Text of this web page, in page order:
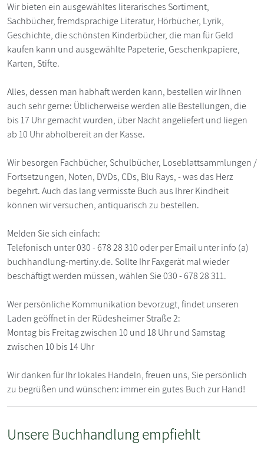
Wir bieten ein ausgewähltes literarisches Sortiment,
Sachbücher, fremdsprachige Literatur, Hörbücher, Lyrik,
Geschichte, die schönsten Kinderbücher, die man für Geld
kaufen kann und ausgewählte Papeterie, Geschenkpapiere,
Karten, Stifte.
Alles, dessen man habhaft werden kann, bestellen wir Ihnen
auch sehr gerne: Üblicherweise werden alle Bestellungen, die
bis 17 Uhr gemacht wurden, über Nacht angeliefert und liegen
ab 10 Uhr abholbereit an der Kasse.
Wir besorgen Fachbücher, Schulbücher, Loseblattsammlungen /
Fortsetzungen, Noten, DVDs, CDs, Blu Rays, - was das Herz
begehrt. Auch das lang vermisste Buch aus Ihrer Kindheit
können wir versuchen, antiquarisch zu bestellen.
Melden Sie sich einfach:
Telefonisch unter 030 - 678 28 310 oder per Email unter info (a)
buchhandlung-mertiny.de. Sollte Ihr Faxgerät mal wieder
beschäftigt werden müssen, wählen Sie 030 - 678 28 311.
Wer persönliche Kommunikation bevorzugt, findet unseren
Laden geöffnet in der Rüdesheimer Straße 2:
Montag bis Freitag zwischen 10 und 18 Uhr und Samstag
zwischen 10 bis 14 Uhr
Wir danken für Ihr lokales Handeln, freuen uns, Sie persönlich
zu begrüßen und wünschen: immer ein gutes Buch zur Hand!
Unsere Buchhandlung empfiehlt